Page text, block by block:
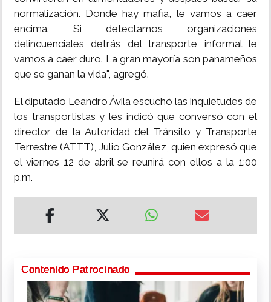
normalización. Donde hay mafia, le vamos a caer
encima. Si detectamos organizaciones
delincuenciales detrás del transporte informal le
vamos a caer duro. La gran mayoría son panameños
que se ganan la vida", agregó.
El diputado Leandro Ávila escuchó las inquietudes de
los transportistas y les indicó que conversó con el
director de la Autoridad del Tránsito y Transporte
Terrestre (ATTT), Julio González, quien expresó que
el viernes 12 de abril se reunirá con ellos a la 1:00
p.m.
Contenido Patrocinado